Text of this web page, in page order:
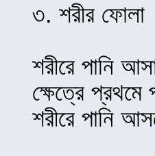
৩. শরীর ফোলা
শরীরে পানি
ক্ষেত্রে প্রথমে
শরীরে পানি